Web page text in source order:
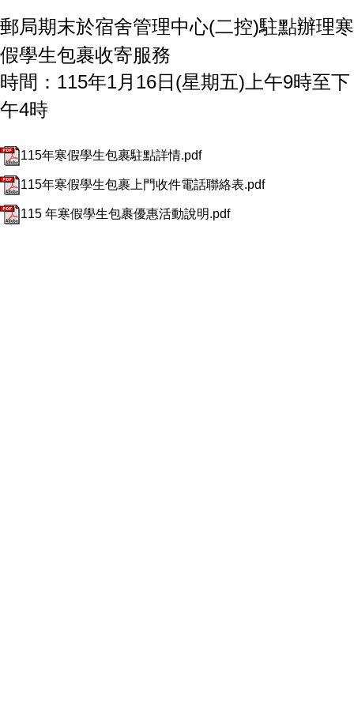
郵局期末於宿舍管理中心(二控)駐點辦理寒
假學生包裹收寄服務
時間：115年1月16日(星期五)上午9時至下
午4時
115年寒假學生包裹駐點詳情.pdf
115年寒假學生包裹上門收件電話聯絡表.pdf
115 年寒假學生包裹優惠活動說明.pdf